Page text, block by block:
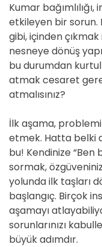
Kumar
etkileyen bir sorun.
gibi, içinden
nesneye dönüş
bu durumdan
atmak cesaret
atmalısınız?
İlk aşama,
etmek. Hatta belki
bu! Kendinize “Ben
sormak,
yolunda ilk taşları
başlangıç. Birçok
aşamayı
sorunlarınızı
büyük adımdır.